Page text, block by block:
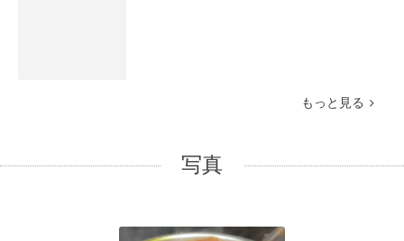
もっと見る
写真